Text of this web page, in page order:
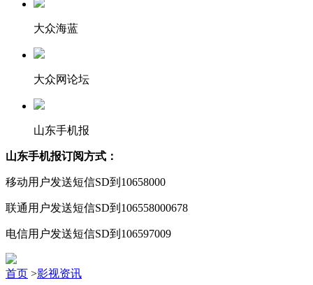
大众海蓝
大众网论坛
山东手机报
山东手机报订阅方式：
移动用户发送短信SD到10658000
联通用户发送短信SD到106558000678
电信用户发送短信SD到106597009
首页 >影视资讯